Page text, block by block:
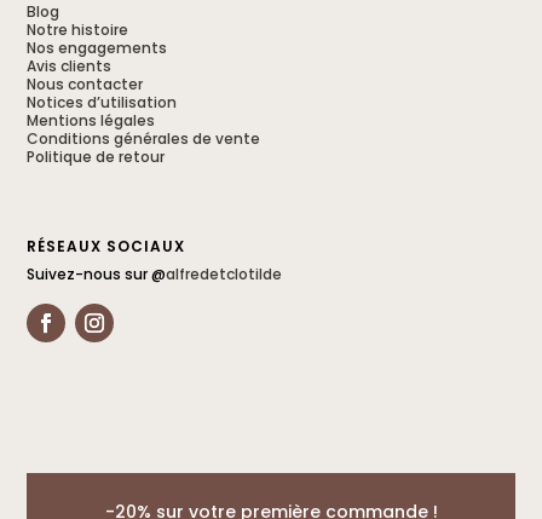
Blog
Notre histoire
Nos engagements
Avis clients
Nous contacter
Notices d’utilisation
Mentions légales
Conditions générales de vente
Politique de retour
RÉSEAUX SOCIAUX
Suivez-nous sur @alfredetclotilde
-20% sur votre première commande !